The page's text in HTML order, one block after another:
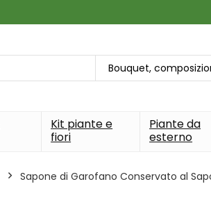
Bouquet,
Kit piante e
fiori
Piante da
esterno
Sapone di Garofano Conservato al